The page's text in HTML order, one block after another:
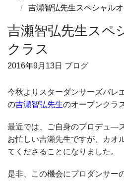
吉瀬智弘先生スペシャル
吉瀬智弘先生スペ
クラス
2016年9月13日 ブログ
今秋よりスターダンサーズバレ
の吉瀬智弘先生のオープンクラ
最近では、ご自身のプロデュ―
お忙しい吉瀬先生ですが、カオ
てくださることになりました。
是非、この機会にプロダンサー